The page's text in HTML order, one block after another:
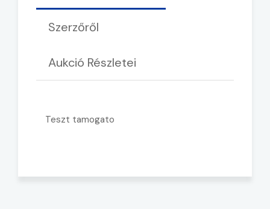
Szerzőről
Aukció Részletei
Teszt tamogato